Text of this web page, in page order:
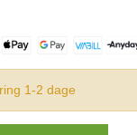
1-2 dage